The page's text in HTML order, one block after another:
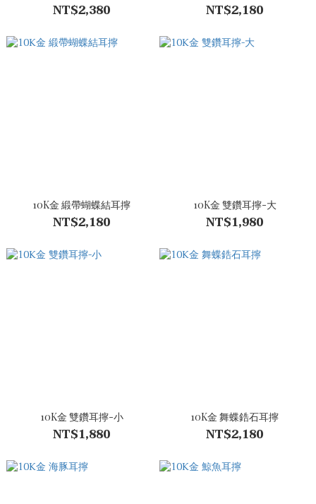
NT$2,380 NT$2,180
10K金 緞帶蝴蝶結耳擰
NT$2,180
10K金 雙鑽耳擰-大
NT$1,980
10K金 雙鑽耳擰-小
NT$1,880
10K金 舞蝶鋯石耳擰
NT$2,180